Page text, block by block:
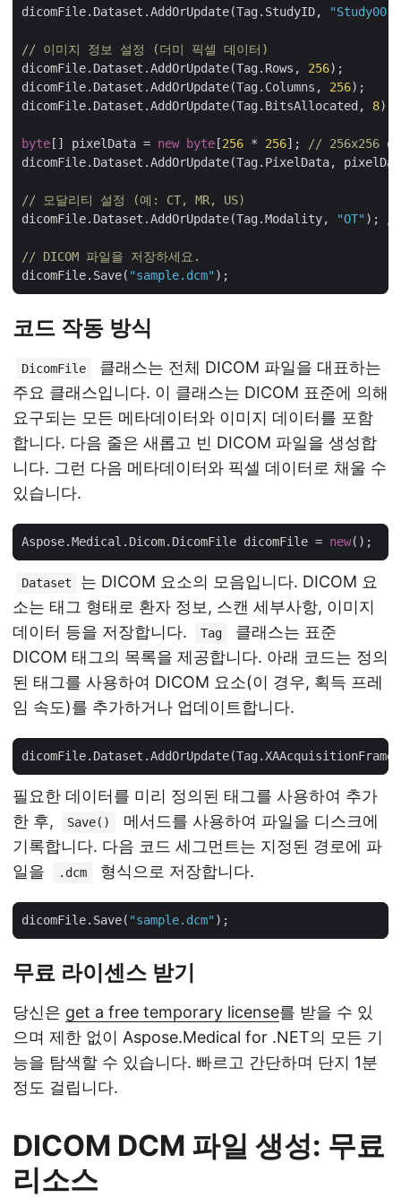
dicomFile.Dataset.AddOrUpdate(Tag.StudyID, "Study001"
// 이미지 정보 설정 (더미 픽셀 데이터)
dicomFile.Dataset.AddOrUpdate(Tag.Rows, 256
dicomFile.Dataset.AddOrUpdate(Tag.Columns, 256
dicomFile.Dataset.AddOrUpdate(Tag.BitsAllocated, 8
byte [] pixelData = new byte [256 * 256]; // 256x256
// 모달리티 설정 (예: CT, MR, US)
dicomFile.Dataset.AddOrUpdate(Tag.Modality,
"OT" );
// DICOM 파일을 저장하세요.
dicomFile.Save( "sample.dcm"
코드 작동 방식
DicomFile
클래스는 전체 DICOM 파일을 대표하는
주요 클래스입니다. 이 클래스는 DICOM 표준에 의해
요구되는 모든 메타데이터와 이미지 데이터를 포함
합니다. 다음 줄은 새롭고 빈 DICOM 파일을 생성합
니다. 그런 다음 메타데이터와 픽셀 데이터로 채울 수
있습니다.
Aspose.Medical.Dicom.DicomFile dicomFile = new
Dataset
는 DICOM 요소의 모음입니다. DICOM 요
소는 태그 형태로 환자 정보, 스캔 세부사항, 이미지
데이터 등을 저장합니다.
Tag
클래스는 표준
DICOM 태그의 목록을 제공합니다. 아래 코드는 정의
된 태그를 사용하여 DICOM 요소(이 경우, 획득 프레
임 속도)를 추가하거나 업데이트합니다.
필요한 데이터를 미리 정의된 태그를 사용하여 추가
한 후,
Save()
메서드를 사용하여 파일을 디스크에
기록합니다. 다음 코드 세그먼트는 지정된 경로에 파
일을
.dcm 형식으로 저장합니다.
dicomFile.Save( "sample.dcm"
무료 라이센스 받기
당신은 get a free temporary license를 받을 수 있
으며 제한 없이 Aspose.Medical for .NET의 모든 기
능을 탐색할 수 있습니다. 빠르고 간단하며 단지 1분
정도 걸립니다.
DICOM DCM 파일 생성: 무료
리소스